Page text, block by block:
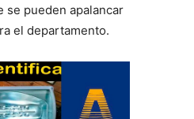
se pueden apalancar
el departamento.